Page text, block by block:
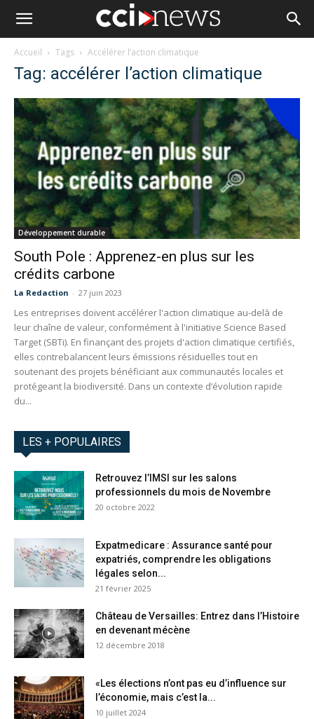
Accueil Tags Accélérer l’action climatique
Tag: accélérer l’action climatique
Développement durable
South Pole : Apprenez-en plus sur les
crédits carbone
La Redaction - 27 juin 2023
Les entreprises doivent accélérer l'action climatique au-delà de
leur chaîne de valeur, conformément à l'initiative Science Based
Target (SBTi). En finançant des projets d'action climatique certifiés,
elles contrebalancent leurs émissions résiduelles tout en
soutenant des projets bénéficiant aux communautés locales et
protégeant la biodiversité. Dans un contexte d’évolution rapide
du...
LES + POPULAIRES
Retrouvez l’IMSI sur les salons
professionnels du mois de Novembre
20 octobre 2022
Expatmedicare : Assurance santé pour
expatriés, comprendre les obligations
légales selon...
21 février 2025
Château de Versailles: Entrez dans l’Histoire
en devenant mécène
12 décembre 2018
«Les élections n’ont pas eu d’influence sur
l’économie, mais c’est la...
10 juillet 2024